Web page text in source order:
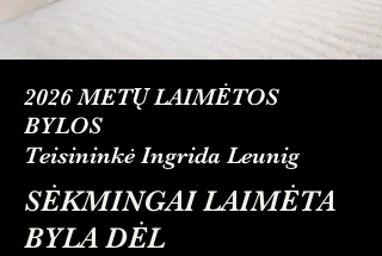
2026 METŲ LAIMĖTOS
BYLOS
Teisininkė Ingrida Leunig
SĖKMINGAI LAIMĖTA
BYLA DĖL